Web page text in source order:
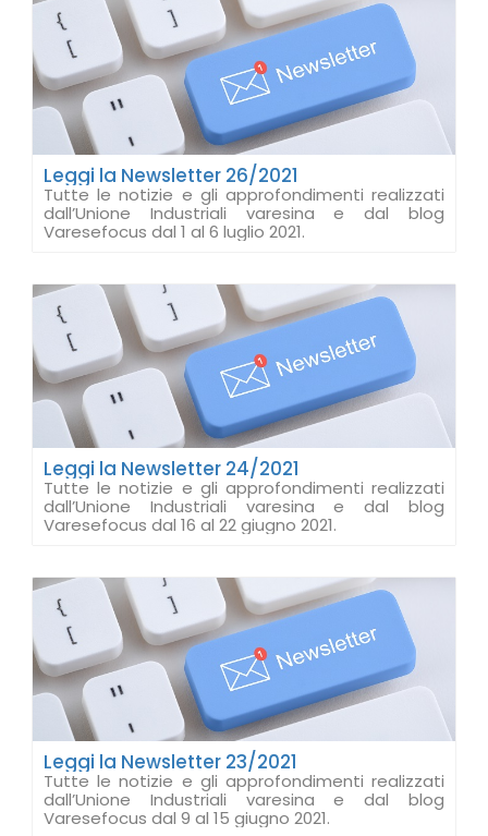
Leggi la Newsletter 26/2021
Tutte le notizie e gli approfondimenti realizzati
dall’Unione Industriali varesina e dal blog
Varesefocus dal 1 al 6 luglio 2021.
Leggi la Newsletter 24/2021
Tutte le notizie e gli approfondimenti realizzati
dall’Unione Industriali varesina e dal blog
Varesefocus dal 16 al 22 giugno 2021.
Leggi la Newsletter 23/2021
Tutte le notizie e gli approfondimenti realizzati
dall’Unione Industriali varesina e dal blog
Varesefocus dal 9 al 15 giugno 2021.